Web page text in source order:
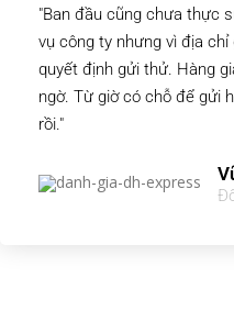
"Ban đầu cũng chưa thực
vụ công ty nhưng vì địa chỉ
quyết định gửi thử. Hàng
ngờ. Từ giờ có chỗ để gửi
rồi."